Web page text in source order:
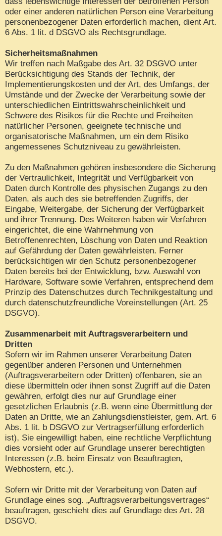
oder einer anderen natürlichen Person eine Verarbeitung
personenbezogener Daten erforderlich machen, dient Art.
6 Abs. 1 lit. d DSGVO als Rechtsgrundlage.
Sicherheitsmaßnahmen
Wir treffen nach Maßgabe des Art. 32 DSGVO unter
Berücksichtigung des Stands der Technik, der
Implementierungskosten und der Art, des Umfangs, der
Umstände und der Zwecke der Verarbeitung sowie der
unterschiedlichen Eintrittswahrscheinlichkeit und
Schwere des Risikos für die Rechte und Freiheiten
natürlicher Personen, geeignete technische und
organisatorische Maßnahmen, um ein dem Risiko
angemessenes Schutzniveau zu gewährleisten.
Zu den Maßnahmen gehören insbesondere die Sicherung
der Vertraulichkeit, Integrität und Verfügbarkeit von
Daten durch Kontrolle des physischen Zugangs zu den
Daten, als auch des sie betreffenden Zugriffs, der
Eingabe, Weitergabe, der Sicherung der Verfügbarkeit
und ihrer Trennung. Des Weiteren haben wir Verfahren
eingerichtet, die eine Wahrnehmung von
Betroffenenrechten, Löschung von Daten und Reaktion
auf Gefährdung der Daten gewährleisten. Ferner
berücksichtigen wir den Schutz personenbezogener
Daten bereits bei der Entwicklung, bzw. Auswahl von
Hardware, Software sowie Verfahren, entsprechend dem
Prinzip des Datenschutzes durch Technikgestaltung und
durch datenschutzfreundliche Voreinstellungen (Art. 25
DSGVO).
Zusammenarbeit mit Auftragsverarbeitern und
Dritten
Sofern wir im Rahmen unserer Verarbeitung Daten
gegenüber anderen Personen und Unternehmen
(Auftragsverarbeitern oder Dritten) offenbaren, sie an
diese übermitteln oder ihnen sonst Zugriff auf die Daten
gewähren, erfolgt dies nur auf Grundlage einer
gesetzlichen Erlaubnis (z.B. wenn eine Übermittlung der
Daten an Dritte, wie an Zahlungsdienstleister, gem. Art. 6
Abs. 1 lit. b DSGVO zur Vertragserfüllung erforderlich
ist), Sie eingewilligt haben, eine rechtliche Verpflichtung
dies vorsieht oder auf Grundlage unserer berechtigten
Interessen (z.B. beim Einsatz von Beauftragten,
Webhostern, etc.).
Sofern wir Dritte mit der Verarbeitung von Daten auf
Grundlage eines sog. „Auftragsverarbeitungsvertrages“
beauftragen, geschieht dies auf Grundlage des Art. 28
DSGVO.